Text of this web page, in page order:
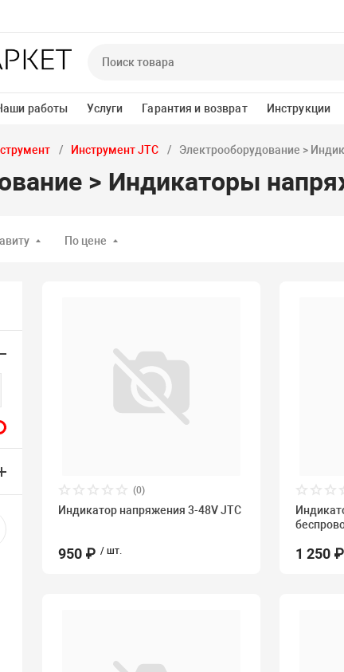
работы Услуги Гарантия и возврат Инструкции
Инструмент JTC Электрооборудование >
> Индикаторы
По цене
(0)
Индикатор напряжения 3-48V JTC
950 ₽ / шт. 1 250 ₽